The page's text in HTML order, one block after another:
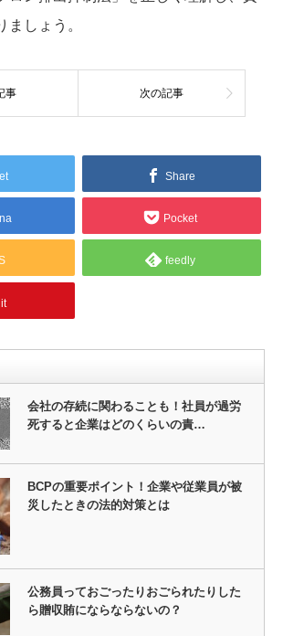
ましょう。
事 次の記事
Share
Pocket
feedly
会社の存続に関わることも！社員が過労
死すると企業はどのくらいの責…
BCPの重要ポイント！企業や従業員が被
災したときの法的対策とは
公務員っておごったりおごられたりした
ら贈収賄にならならないの？